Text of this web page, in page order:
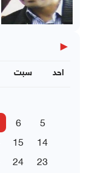
◀
سبت احد
5
6
14
15
23
24